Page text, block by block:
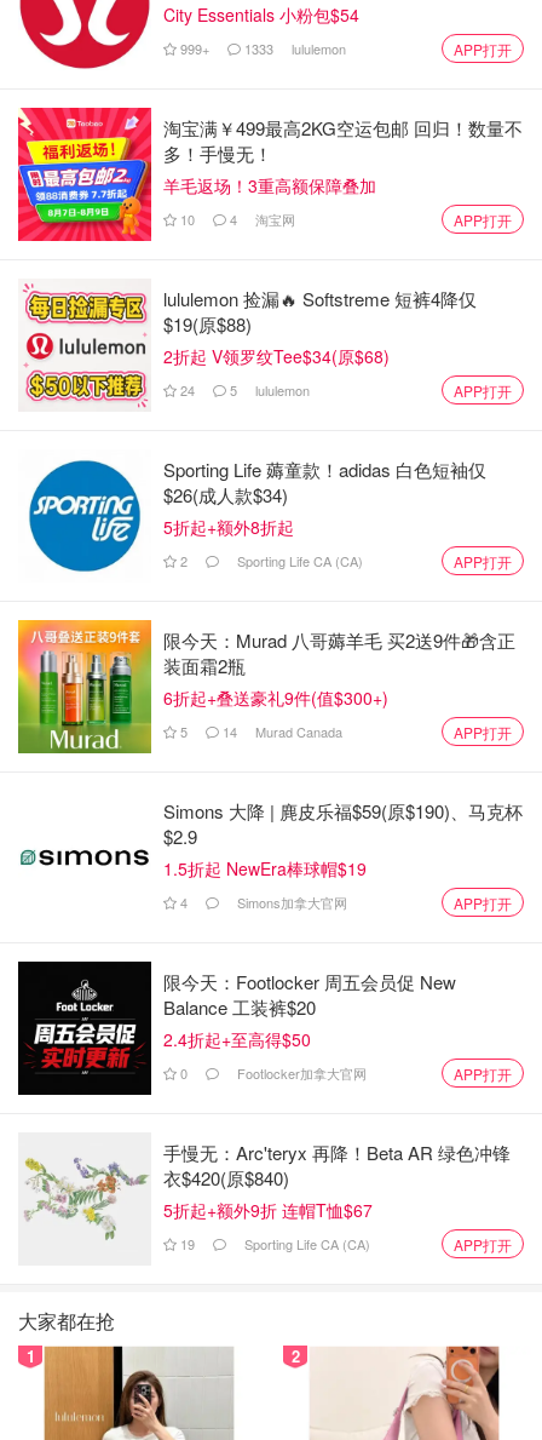
City Essentials 小粉包$54
999+ 1333 lululemon APP打开
淘宝满￥499最高2KG空运包邮 回归！数量不
多！手慢无！
羊毛返场！3重高额保障叠加
10 4 淘宝网 APP打开
lululemon 捡漏🔥 Softstreme 短裤4降仅
$19(原$88)
2折起 V领罗纹Tee$34(原$68)
24 5 lululemon APP打开
Sporting Life 薅童款！adidas 白色短袖仅
$26(成人款$34)
5折起+额外8折起
2 Sporting Life CA (CA) APP打开
限今天：Murad 八哥薅羊毛 买2送9件🎁含正
装面霜2瓶
6折起+叠送豪礼9件(值$300+)
5 14 Murad Canada APP打开
Simons 大降 | 麂皮乐福$59(原$190)、马克杯
$2.9
1.5折起 NewEra棒球帽$19
4 Simons加拿大官网 APP打开
限今天：Footlocker 周五会员促 New
Balance 工装裤$20
2.4折起+至高得$50
0 Footlocker加拿大官网 APP打开
手慢无：Arc'teryx 再降！Beta AR 绿色冲锋
衣$420(原$840)
5折起+额外9折 连帽T恤$67
19 Sporting Life CA (CA) APP打开
大家都在抢
1 2